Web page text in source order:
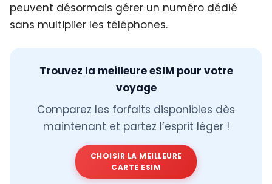
peuvent désormais gérer un numéro dédié
sans multiplier les téléphones.
Trouvez la meilleure eSIM pour votre
voyage
Comparez les forfaits disponibles dès
maintenant et partez l’esprit léger !
CHOISIR LA MEILLEURE
CARTE ESIM